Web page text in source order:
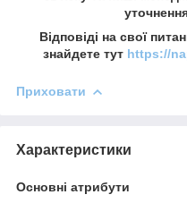
Відповіді на свої
знайдете тут https://
Приховати
Характеристики
Основні атрибути